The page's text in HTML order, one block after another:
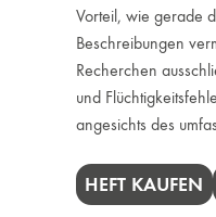
Vorteil, wie gerade
Beschreibungen
Recherchen
und
angesichts des
HEFT KAUFEN